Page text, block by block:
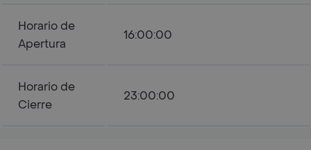
Horario de
Apertura
16:00:00
Horario de
Cierre
23:00:00